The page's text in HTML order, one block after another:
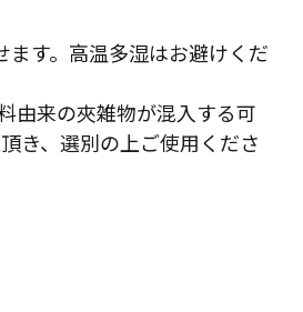
す。高温多湿はお避けくだ
由来の夾雑物が混入する可
き、選別の上ご使用くださ